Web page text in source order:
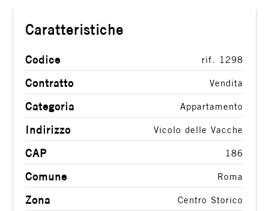
Caratteristiche
Codice rif. 1298
Contratto Vendita
Categoria Appartamento
Indirizzo Vicolo delle Vacche
CAP 186
Comune Roma
Zona Centro Storico
3
4
5
5+
Bagni
minimi